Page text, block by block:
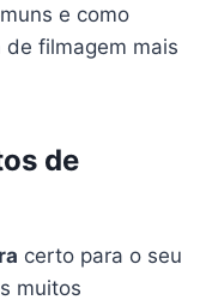
e como
filmagem mais
de
certo para o seu
muitos